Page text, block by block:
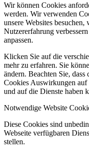
Wir können Cookies
werden. Wir verwenden
unsere Websites
Nutzererfahrung
anpassen.
Klicken Sie auf die
mehr zu erfahren. Sie
ändern. Beachten Sie,
Cookies Auswirkungen auf
und auf die Dienste haben
Notwendige Website
Diese Cookies sind
Webseite verfügbaren
stellen.